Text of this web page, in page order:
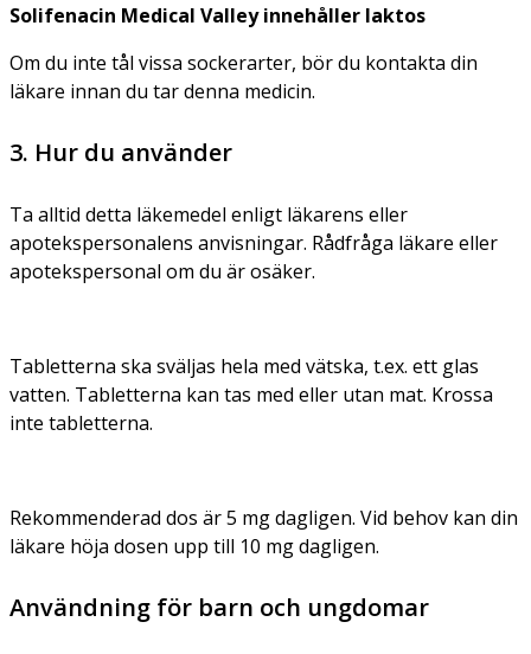
Solifenacin Medical Valley innehåller laktos
Om du inte tål vissa sockerarter, bör du kontakta din
läkare innan du tar denna medicin.
3. Hur du använder
Ta alltid detta läkemedel enligt läkarens eller
apotekspersonalens anvisningar. Rådfråga läkare eller
apotekspersonal om du är osäker.
Tabletterna ska sväljas hela med vätska, t.ex. ett glas
vatten. Tabletterna kan tas med eller utan mat. Krossa
inte tabletterna.
Rekommenderad dos är 5 mg dagligen. Vid behov kan din
läkare höja dosen upp till 10 mg dagligen.
Användning för barn och ungdomar